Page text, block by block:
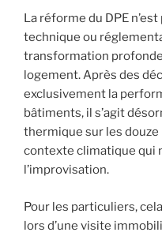
La réforme du DPE
technique ou
transformation
logement. Après des
exclusivement la
bâtiments, il s’agit
thermique sur les douze
contexte climatique qui
l’improvisation.
Pour les particuliers,
lors d’une visite